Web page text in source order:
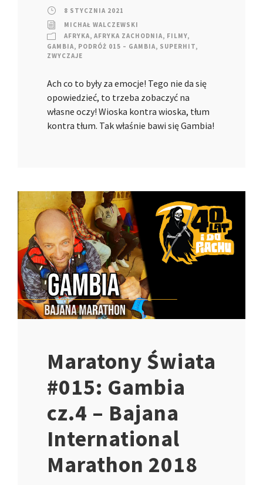
8 STYCZNIA 2021
MICHAŁ WALCZEWSKI
AFRYKA, AFRYKA ZACHODNIA, FILMY,
GAMBIA, PODRÓŻ 015 – GAMBIA, SUPERHIT,
ZWYCZAJE
Ach co to były za emocje! Tego nie da się
opowiedzieć, to trzeba zobaczyć na
własne oczy! Wioska kontra wioska, tłum
kontra tłum. Tak właśnie bawi się Gambia!
Maratony Świata
#015: Gambia
cz.4 – Bajana
International
Marathon 2018